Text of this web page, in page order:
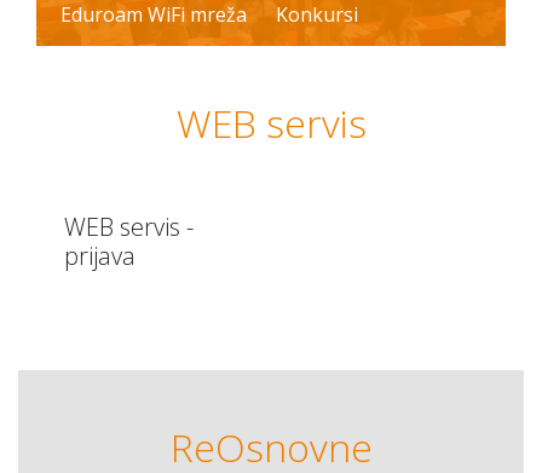
Eduroam WiFi mreža
Konkursi
WEB servis
WEB servis -
prijava
ReOsnovne